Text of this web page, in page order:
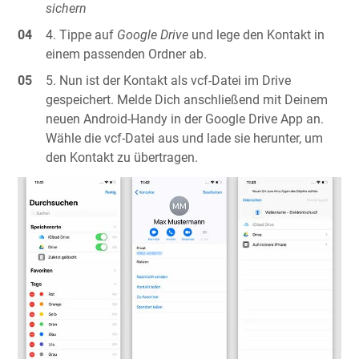
sichern
Tippe auf Google Drive und lege den Kontakt in
einem passenden Ordner ab.
Nun ist der Kontakt als vcf-Datei im Drive
gespeichert. Melde Dich anschließend mit Deinem
neuen Android-Handy in der Google Drive App an.
Wähle die vcf-Datei aus und lade sie herunter, um
den Kontakt zu übertragen.